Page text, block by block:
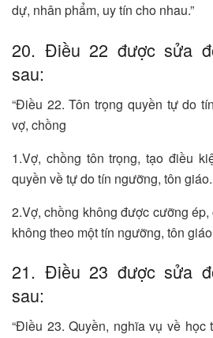
dự, nhân phẩm, uy tín cho nhau.”
20. Điều 22 được sửa
sau:
“Điều 22. Tôn trọng quyền tự do
vợ, chồng
1.Vợ, chồng tôn trọng, tạo điều
quyền về tự do tín ngưỡng, tôn giáo.
2.Vợ, chồng không được cưỡng
không theo một tín ngưỡng, tôn giáo
21. Điều 23 được sửa
sau:
“Điều 23. Quyền, nghĩa vụ về học